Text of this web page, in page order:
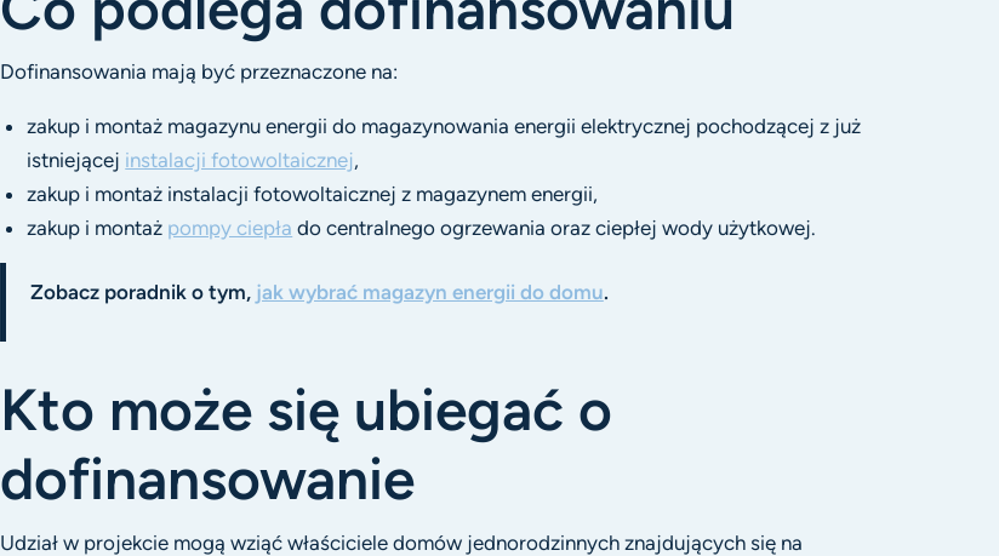
Dofinansowania mają być przeznaczone na:
zakup i montaż magazynu energii do magazynowania energii elektrycznej pochodzącej z już
istniejącej instalacji fotowoltaicznej,
zakup i montaż instalacji fotowoltaicznej z magazynem energii,
zakup i montaż pompy ciepła do centralnego ogrzewania oraz ciepłej wody użytkowej.
Zobacz poradnik o tym, jak wybrać magazyn energii do domu.
Kto może się ubiegać o
dofinansowanie
Udział w projekcie mogą wziąć właściciele domów jednorodzinnych znajdujących się na